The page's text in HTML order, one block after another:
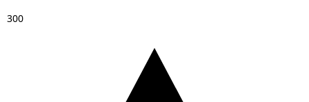
300